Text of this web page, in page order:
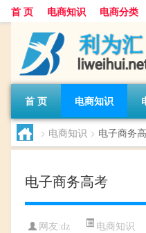
首 页 电商知识 电商分类
首 页 电商知识
> 电商知识 > 电子商务
电子商务高考
网友:dz 电商知识